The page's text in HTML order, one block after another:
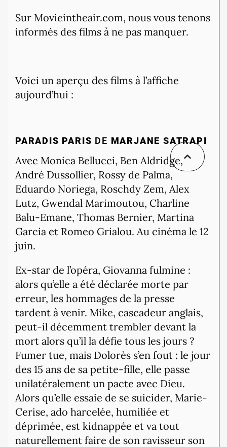
Sur Movieintheair.com, nous vous tenons
informés des films à ne pas manquer.
Voici un aperçu des films à l’affiche
aujourd’hui :
PARADIS PARIS DE MARJANE SATRAPI
Avec Monica Bellucci, Ben Aldridge,
André Dussollier, Rossy de Palma,
Eduardo Noriega, Roschdy Zem, Alex
Lutz, Gwendal Marimoutou, Charline
Balu-Emane, Thomas Bernier, Martina
Garcia et Romeo Grialou. Au cinéma le 12
juin.
Ex-star de l’opéra, Giovanna fulmine :
alors qu’elle a été déclarée morte par
erreur, les hommages de la presse
tardent à venir. Mike, cascadeur anglais,
peut-il décemment trembler devant la
mort alors qu’il la défie tous les jours ?
Fumer tue, mais Dolorès s’en fout : le jour
des 15 ans de sa petite-fille, elle passe
unilatéralement un pacte avec Dieu.
Alors qu’elle essaie de se suicider, Marie-
Cerise, ado harcelée, humiliée et
déprimée, est kidnappée et va tout
naturellement faire de son ravisseur son